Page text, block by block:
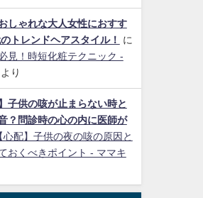
しゃれな大人女性におすす
トレンドヘアスタイル！
に
見！時短化粧テクニック -
より
子供の咳が止まらない時と
？問診時の心の内に医師が
心配】子供の夜の咳の原因と
おくべきポイント - ママキ